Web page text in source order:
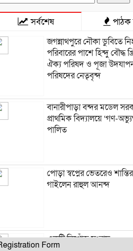
সর্বশেষ পাঠক
জগন্নাথপুরে নৌকা ডুবিতে
পরিবারের পাশে হিন্দু বৌদ্ধ
ঐক্য পরিষদ ও পূজা
পরিষদের নেতৃবৃন্দ
​বানারীপাড়া বন্দর মডেল
প্রাথমিক বিদ্যালয়ে ‘গণ-
পালিত
পোড়া স্বপ্নের ভেতরেও
গাইলেন রাহুল আনন্দ
একটি নিখোঁজ সংবাদ
Form